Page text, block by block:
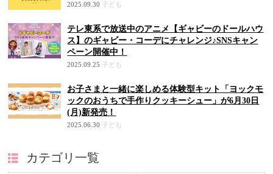
2025.09.30 子ども
テレ東系で放送中のアニメ【ギャビーのドールハウ
ス】のギャビー・コーデにチャレンジ♪SNSキャン
ペーン開催中！
2025.09.25 子ども
お子さまと一緒に楽しめる体験型キット「ヨックモ
ックのおうちで手作りクッキーシュー」が6月30日
(月)新発売！
2025.06.30 子ども
カテゴリ一覧